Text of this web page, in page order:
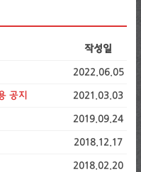
작성일
2022.06.05
공지 2021.03.03
2019.09.24
2018.12.17
2018.02.20